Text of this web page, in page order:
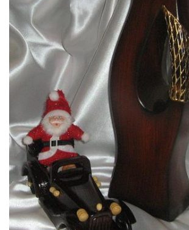
Bijuterii Copii
Bijuterii Mirese
Selectii
Reduceri
Cele mai noi
Cele mai vandute
Cele mai votate
Cu video
Pret
0 Lei - 100 Lei
100 Lei - 200 Lei
200 Lei - 300 Lei
300 Lei - 500 Lei
500 Lei - 1000 Lei